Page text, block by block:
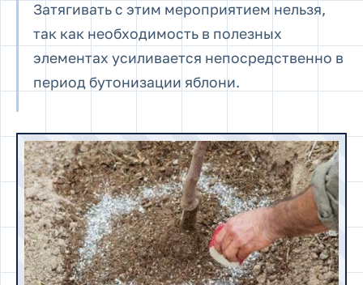
Затягивать с этим мероприятием нельзя,
так как необходимость в полезных
элементах усиливается непосредственно в
период бутонизации яблони.